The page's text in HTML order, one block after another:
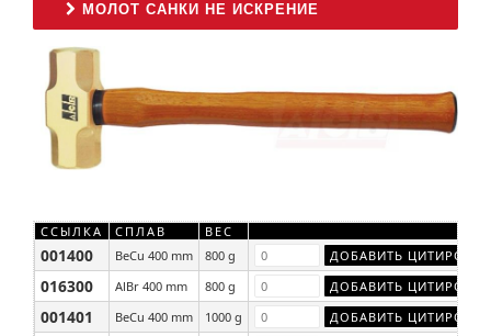
МОЛОТ САНКИ НЕ ИСКРЕНИЕ
ССЫЛКА СПЛАВ ВЕС
001400 BeCu 400 mm 800 g
016300 AlBr 400 mm 800 g
001401 BeCu 400 mm 1000 g